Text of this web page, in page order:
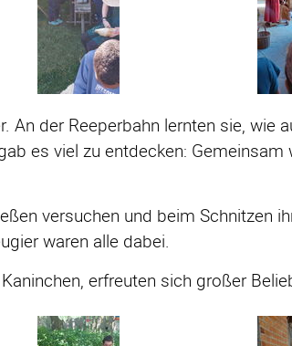
der Reeperbahn lernten sie, wie
es viel zu entdecken: Gemeinsam
versuchen und beim Schnitzen
waren alle dabei.
erfreuten sich großer